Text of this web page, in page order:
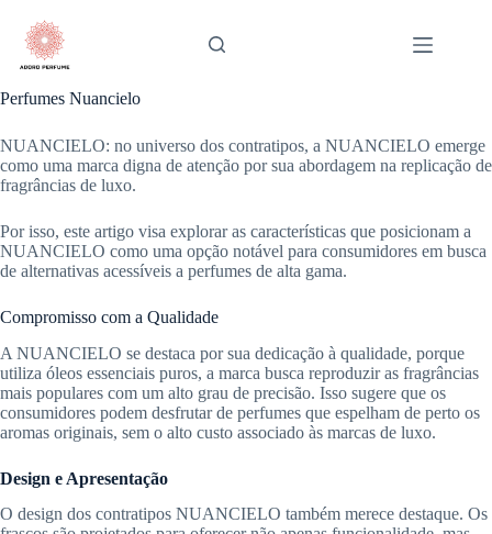
para
conteúdo
Perfumes Nuancielo
NUANCIELO: no universo dos contratipos, a NUANCIELO emerge
como uma marca digna de atenção por sua abordagem na replicação de
fragrâncias de luxo.
Por isso, este artigo visa explorar as características que posicionam a
NUANCIELO como uma opção notável para consumidores em busca
de alternativas acessíveis a perfumes de alta gama.
Compromisso com a Qualidade
A NUANCIELO se destaca por sua dedicação à qualidade, porque
utiliza óleos essenciais puros, a marca busca reproduzir as fragrâncias
mais populares com um alto grau de precisão. Isso sugere que os
consumidores podem desfrutar de perfumes que espelham de perto os
aromas originais, sem o alto custo associado às marcas de luxo.
Design e Apresentação
O design dos contratipos NUANCIELO também merece destaque. Os